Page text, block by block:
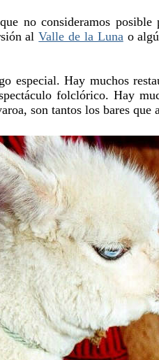
no consideramos
alValle de la Lunao
especial. Hay muchos
folclórico. Hay
son tantos los bares